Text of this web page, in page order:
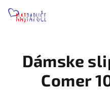
Dámske
Comer